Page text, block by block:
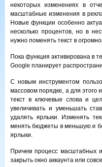
некоторых изменениях в
масштабные изменения в
Новые функции особенно
несколько процентов, но в
нужно поменять текст в
Пока функция активирована в
Google планирует
С новым инструментом
массовом порядке, а для этого
текст в ключевые слова и
увеличивать и уменьшать
удалять ярлыки. Изменять
менять бюджеты в меньшую и
ярлыки.
Причем процесс масштабных
закрыть окно аккаунта или